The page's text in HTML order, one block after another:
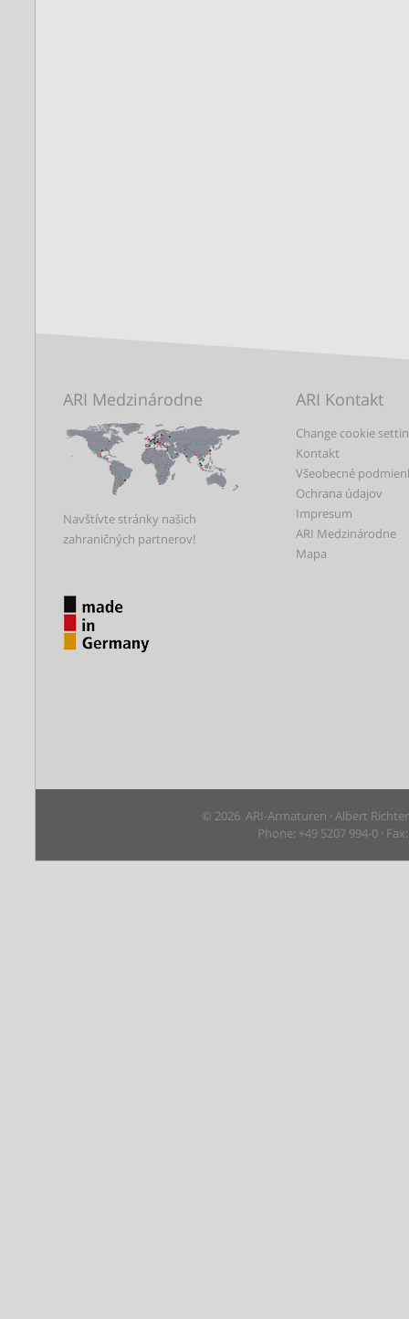
ARI Medzinárodne
Navštívte stránky našich
zahraničných partnerov!
ARI Kontakt
Change cookie
Kontakt
Všeobecné
Ochrana údajov
Impresum
ARI Medzinárodne
Mapa
© 2026 ARI-Armaturen · Albert
Phone: +49 5207 994-0 ·